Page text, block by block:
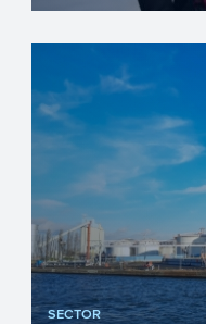
SECTOR